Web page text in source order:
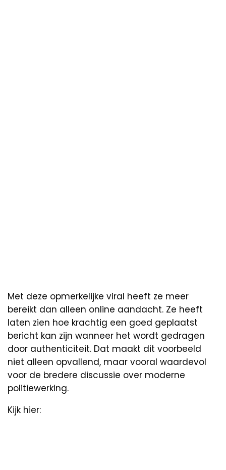
Met deze opmerkelijke viral heeft ze meer
bereikt dan alleen online aandacht. Ze heeft
laten zien hoe krachtig een goed geplaatst
bericht kan zijn wanneer het wordt gedragen
door authenticiteit. Dat maakt dit voorbeeld
niet alleen opvallend, maar vooral waardevol
voor de bredere discussie over moderne
politiewerking.
Kijk hier: